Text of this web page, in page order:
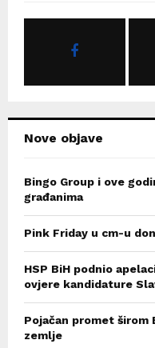
Nove objave
Bingo Group i ove
građanima
Pink Friday u cm-u
HSP BiH podnio
ovjere kandidature
Pojačan promet širom
zemlje